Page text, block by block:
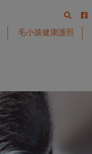
毛小孩健康護照